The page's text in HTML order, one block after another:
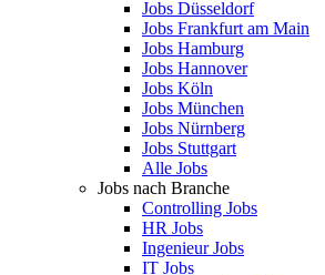
Jobs Düsseldorf
Jobs Frankfurt am Main
Jobs Hamburg
Jobs Hannover
Jobs Köln
Jobs München
Jobs Nürnberg
Jobs Stuttgart
Alle Jobs
Jobs nach Branche
Controlling Jobs
HR Jobs
Ingenieur Jobs
IT Jobs